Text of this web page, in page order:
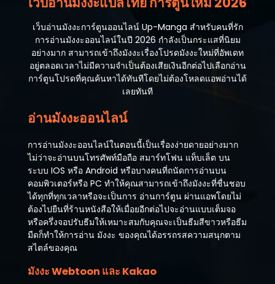
เว็บอ่านมังงะการ์ตูนออนไลน์ Up-Manga สำหรับคนที่รัก
การอ่านมังงะออนไลน์ในปี 2026 กำลังเป็นกระแสที่นิยม
อย่างมาก สามารถเข้าถึงมังงะเรื่องโปรดมังงะใหม่ที่อัพเดท
อยู่ตลอดเวลาไม่มีความจำเป็นต้องเสียเงินอีกต่อไปเลือกอ่าน
การ์ตูนโปรดที่คุณค้นหาได้ทันทีโดยไม่ต้องโหลดแอพอ่านได้
เลยทันที
อ่านมังงะออนไลน์
การอ่านมังงะออนไลน์ในตอนนี้เป็นเรื่องง่ายดายอย่างมาก
ไม่ว่าจะอ่านบนโทรศัพท์มือถือ สมาร์ทโฟน แท็บเล็ต บน
ระบบ IOS หรือ Android หรือบางคนที่ถนัดการอ่านบน
คอมพิวเตอร์หรือ PC ทำให้คุณสามารถเข้าถึงมังงะที่ชื่นชอบ
ได้ทุกที่ทุกเวลาหรือจะเป็นการ อ่านการ์ตูน ผ่านแอพโดยไม่
ต้องไปยืนที่ร้านหนังสือให้เมื่อยอีกต่อไปจะอ่านแบบเต็มจอ
หรือครึ่งจอปรับธีมให้เหมาะสมกับคุณจะเป็นธีมสีขาวหรือธีม
มืดก็ทำให้การอ่าน มังงะ ของคุณได้อรรถรสความสนุกตาม
สไตล์ของคุณ
มังงะ Webtoon และ Kakao